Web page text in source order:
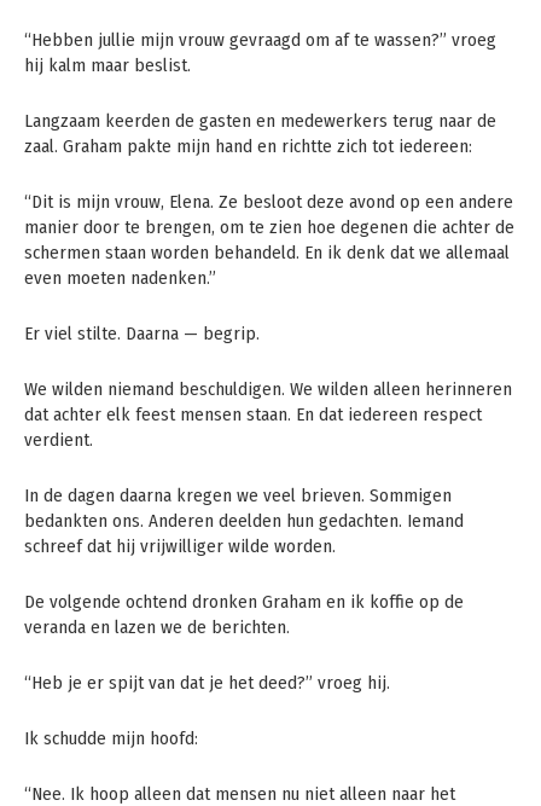
“Hebben jullie mijn vrouw gevraagd om af te wassen?” vroeg
hij kalm maar beslist.
Langzaam keerden de gasten en medewerkers terug naar de
zaal. Graham pakte mijn hand en richtte zich tot iedereen:
“Dit is mijn vrouw, Elena. Ze besloot deze avond op een andere
manier door te brengen, om te zien hoe degenen die achter de
schermen staan worden behandeld. En ik denk dat we allemaal
even moeten nadenken.”
Er viel stilte. Daarna — begrip.
We wilden niemand beschuldigen. We wilden alleen herinneren
dat achter elk feest mensen staan. En dat iedereen respect
verdient.
In de dagen daarna kregen we veel brieven. Sommigen
bedankten ons. Anderen deelden hun gedachten. Iemand
schreef dat hij vrijwilliger wilde worden.
De volgende ochtend dronken Graham en ik koffie op de
veranda en lazen we de berichten.
“Heb je er spijt van dat je het deed?” vroeg hij.
Ik schudde mijn hoofd:
“Nee. Ik hoop alleen dat mensen nu niet alleen naar het